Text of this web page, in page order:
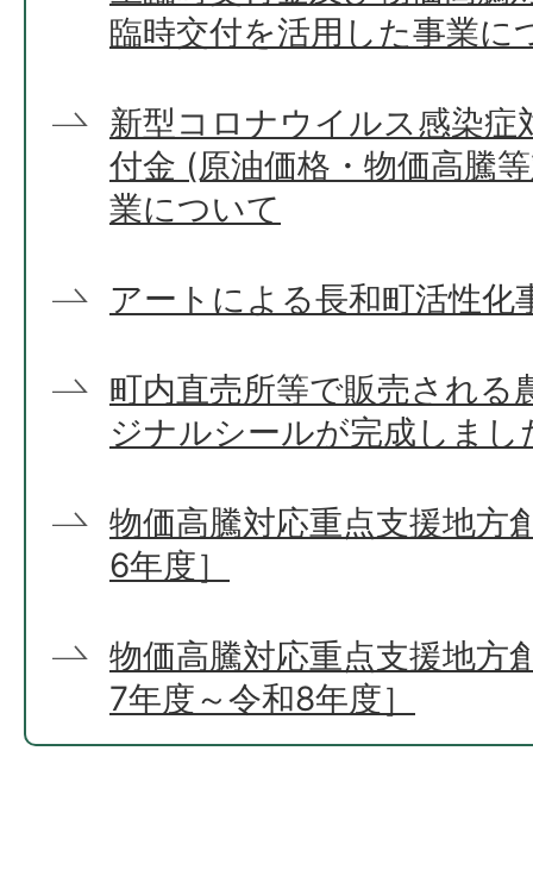
臨時交付を活用した事業に
新型コロナウイルス感染症
付金 (原油価格・物価高騰
業について
アートによる長和町活性化
町内直売所等で販売される
ジナルシールが完成しまし
物価高騰対応重点支援地方
6年度］
物価高騰対応重点支援地方
7年度～令和8年度］